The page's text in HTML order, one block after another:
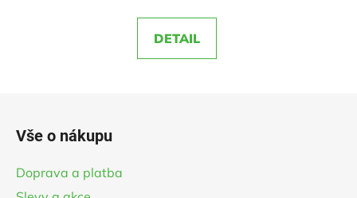
5,0
z
DETAIL
Vše o nákupu
Doprava a platba